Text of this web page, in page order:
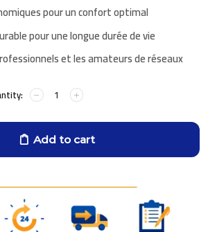
pour un confort optimal
pour une longue durée de vie
et les amateurs de réseaux
Add to cart